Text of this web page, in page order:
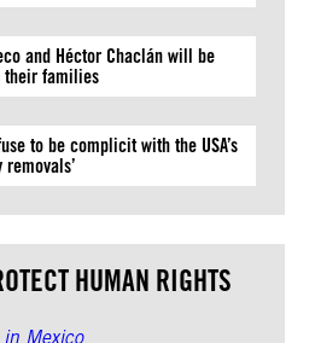
and Héctor Chaclán will be
their families
to be complicit with the USA’s
HUMAN RIGHTS